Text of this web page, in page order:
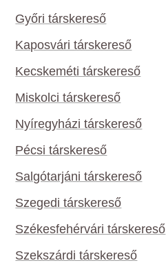
Győri társkereső
Kaposvári társkereső
Kecskeméti társkereső
Miskolci társkereső
Nyíregyházi társkereső
Pécsi társkereső
Salgótarjáni társkereső
Szegedi társkereső
Székesfehérvári társkereső
Szekszárdi társkereső